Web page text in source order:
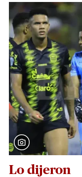
Lo dijeron